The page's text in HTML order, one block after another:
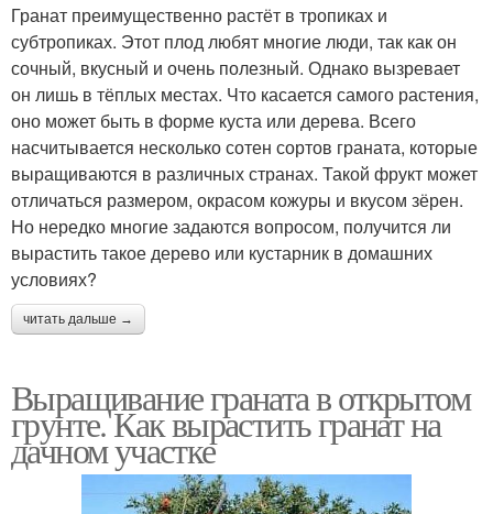
Гранат преимущественно растёт в тропиках и
субтропиках. Этот плод любят многие люди, так как он
сочный, вкусный и очень полезный. Однако вызревает
он лишь в тёплых местах. Что касается самого растения,
оно может быть в форме куста или дерева. Всего
насчитывается несколько сотен сортов граната, которые
выращиваются в различных странах. Такой фрукт может
отличаться размером, окрасом кожуры и вкусом зёрен.
Но нередко многие задаются вопросом, получится ли
вырастить такое дерево или кустарник в домашних
условиях?
читать дальше →
Выращивание граната в открытом
грунте. Как вырастить гранат на
дачном участке